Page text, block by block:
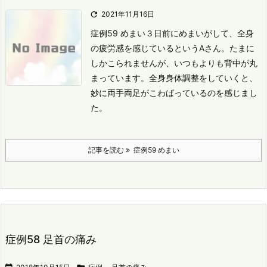
 2021年11月16日
症例59 めまい３日前にめまいがして、全身
の疲労感を感じているというAさん。 たまに
しかこられませんが、いつもよりも背中が丸
まっています。 全身身体調整をしていくと、
妙に両手両足がこわばっているのを感じまし
た。
記事を読む 症例59 めまい
症例58 足首の痛み